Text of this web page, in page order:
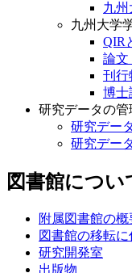
九
九州大学
QIR
論文
刊行
博士
研究データの管
研究デー
研究デー
図書館につい
附属図書館の概
図書館の移転に
研究開発室
出版物